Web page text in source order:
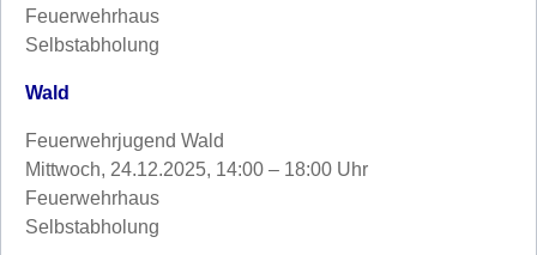
Feuerwehrhaus
Selbstabholung
Wald
Feuerwehrjugend Wald
Mittwoch, 24.12.2025, 14:00 – 18:00 Uhr
Feuerwehrhaus
Selbstabholung